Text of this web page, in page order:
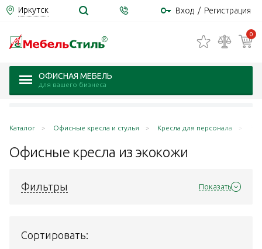
Иркутск Вход / Регистрация
0
ОФИСНАЯ МЕБЕЛЬ
для вашего бизнеса
Каталог Офисные кресла и стулья Кресла для персонала
Офисные кресла из экокожи
Фильтры Показать
Сортировать: